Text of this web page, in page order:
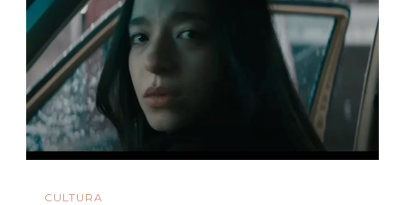
De
Un
Boxeador
Que
Sólo
Pudo
CULTURA